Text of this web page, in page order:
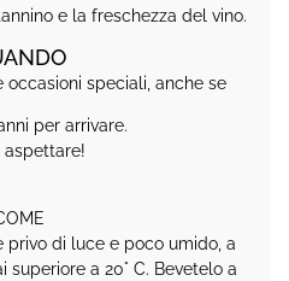
e la freschezza del vino.
occasioni speciali, anche se
per arrivare.
aspettare!
privo di luce e poco umido, a
a 20° C. Bevetelo a